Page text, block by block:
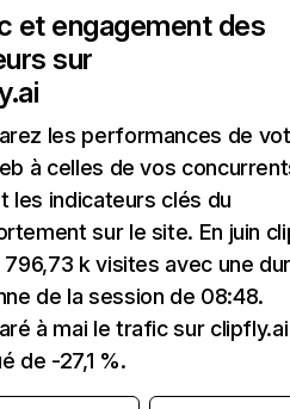
et engagement des
sur
les performances de
à celles de vos
les indicateurs clés du
sur le site. En juin
796,73 k visites avec une
de la session de 08:48.
à mai le trafic sur
de -27,1 %.